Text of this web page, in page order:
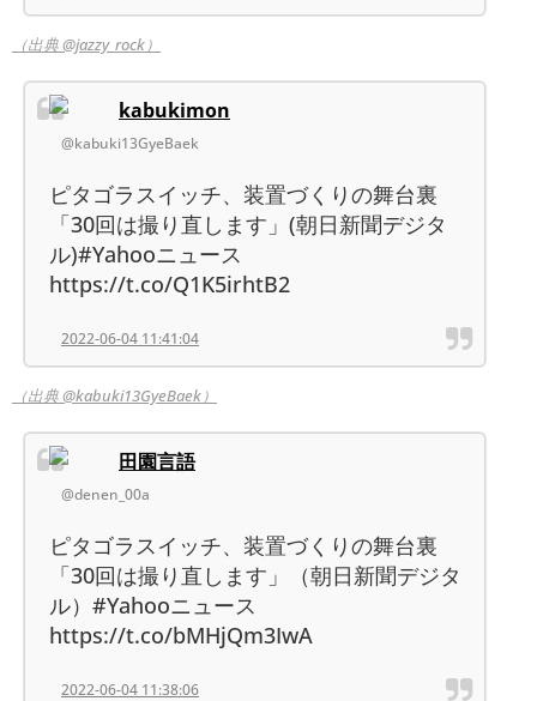
（出典 @jazzy_rock）
kabukimon
@kabuki13GyeBaek
ピタゴラスイッチ、装置づくりの舞台裏
「30回は撮り直します」(朝日新聞デジタ
ル)#Yahooニュース
https://t.co/Q1K5irhtB2
2022-06-04 11:41:04
（出典 @kabuki13GyeBaek）
田園言語
@denen_00a
ピタゴラスイッチ、装置づくりの舞台裏
「30回は撮り直します」（朝日新聞デジタ
ル）#Yahooニュース
https://t.co/bMHjQm3IwA
2022-06-04 11:38:06